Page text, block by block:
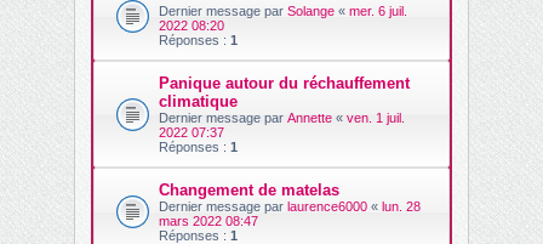
Dernier message par Solange « mer. 6 juil.
2022 08:20
Réponses : 1
Panique autour du réchauffement
climatique
Dernier message par Annette « ven. 1 juil.
2022 07:37
Réponses : 1
Changement de matelas
Dernier message par laurence6000 « lun. 28
mars 2022 08:47
Réponses : 1